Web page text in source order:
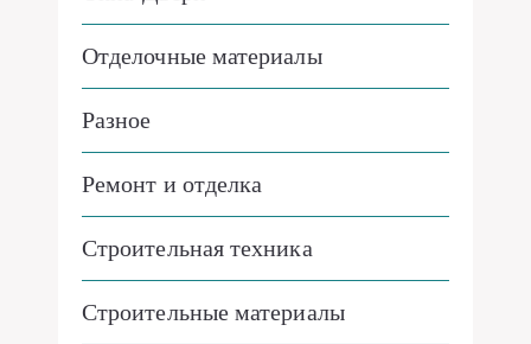
Отделочные материалы
Разное
Ремонт и отделка
Строительная техника
Строительные материалы